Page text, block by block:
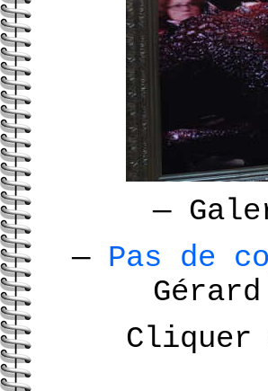
—
— Pas de
Cliquer